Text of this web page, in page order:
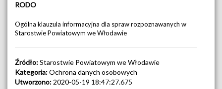
RODO
Ogólna klauzula informacyjna dla spraw rozpoznawanych w
Starostwie Powiatowym we Włodawie
Źródło:Starostwie Powiatowym we Włodawie
Kategoria:Ochrona danych osobowych
Utworzono: 2020-05-19 18:47:27.675